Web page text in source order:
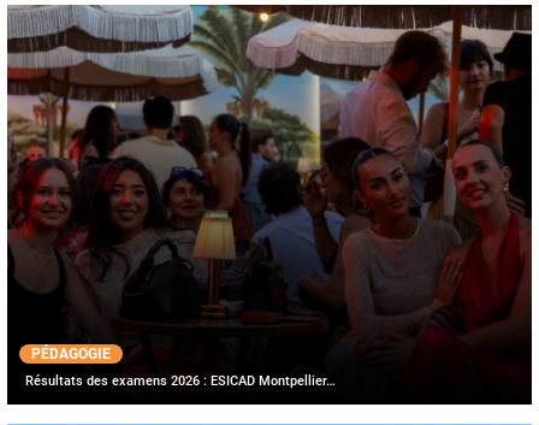
PÉDAGOGIE
Résultats des examens 2026 : ESICAD Montpellier…